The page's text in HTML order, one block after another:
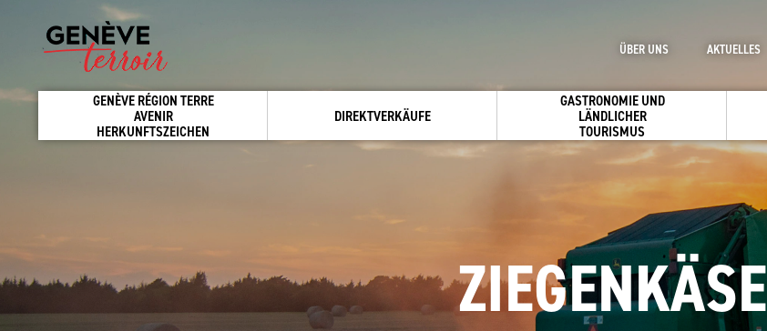
GENÈVE RÉGION TERRE
AVENIR
HERKUNFTSZEICHEN
DIREKTVERKÄUFE
GASTRONOMIE UND
LÄNDLICHER
TOURISMUS
ÜBER UNS AKTUELLES
ZIEGENKÄSE